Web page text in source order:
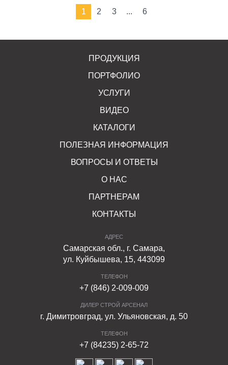
1 2 3 ... 6
ПРОДУКЦИЯ
ПОРТФОЛИО
УСЛУГИ
ВИДЕО
КАТАЛОГИ
ПОЛЕЗНАЯ ИНФОРМАЦИЯ
ВОПРОСЫ И ОТВЕТЫ
О НАС
ПАРТНЕРАМ
КОНТАКТЫ
АДРЕС
Самарская обл., г. Самара,
ул. Куйбышева, 15, 443099
ТЕЛЕФОН
+7 (846) 2-009-009
ДИЛЕР СТРОЙ АРСЕНАЛ
г. Димитровград, ул. Ульяновская, д. 50
ТЕЛЕФОН
+7 (84235) 2-65-72